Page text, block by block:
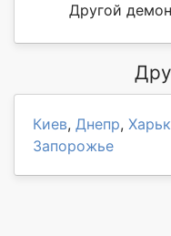
Другой
Киев, Днепр,
Запорожье